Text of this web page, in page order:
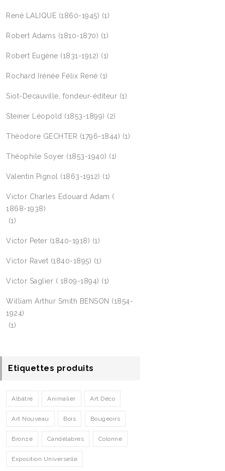
René LALIQUE (1860-1945) (1)
Robert Adams (1810-1870) (1)
Robert Eugène (1831-1912) (1)
Rochard Irénée Félix René (1)
Siot-Decauville, fondeur-éditeur (1)
Steiner Léopold (1853-1899) (2)
Théodore GECHTER (1796-1844) (1)
Théophile Soyer (1853-1940) (1)
Valentin Pignol (1863-1912) (1)
Victor Charles Edouard Adam (
1868-1938)
(1)
Victor Peter (1840-1918) (1)
Victor Ravet (1840-1895) (1)
Victor Saglier ( 1809-1894) (1)
William Arthur Smith BENSON (1854-
1924)
(1)
Etiquettes produits
Albâtre Animalier Art Déco
Art Nouveau Bois Bougeoirs
Bronze Candélabres Colonne
Exposition Universelle